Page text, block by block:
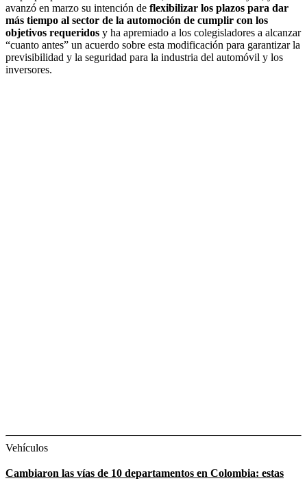
avanzó en marzo su intención de flexibilizar los plazos para dar
más tiempo al sector de la automoción de cumplir con los
objetivos requeridos y ha apremiado a los colegisladores a alcanzar
“cuanto antes” un acuerdo sobre esta modificación para garantizar la
previsibilidad y la seguridad para la industria del automóvil y los
inversores.
Vehículos
Cambiaron las vías de 10 departamentos en Colombia: estas